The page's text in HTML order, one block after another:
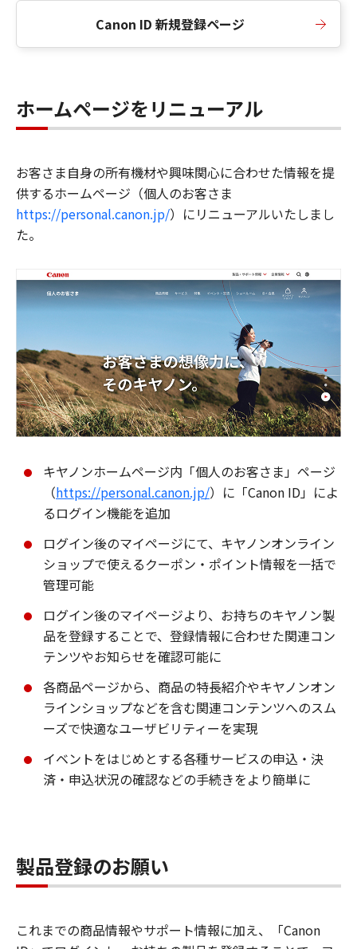
Canon ID 新規登録ページ
ホームページをリニューアル
お客さま自身の所有機材や興味関心に合わせた情報を提
供するホームページ（個人のお客さま
https://personal.canon.jp/）にリニューアルいたしまし
た。
キヤノンホームページ内「個人のお客さま」ページ
（https://personal.canon.jp/）に「Canon ID」によ
るログイン機能を追加
ログイン後のマイページにて、キヤノンオンライン
ショップで使えるクーポン・ポイント情報を一括で
管理可能
ログイン後のマイページより、お持ちのキヤノン製
品を登録することで、登録情報に合わせた関連コン
テンツやお知らせを確認可能に
各商品ページから、商品の特長紹介やキヤノンオン
ラインショップなどを含む関連コンテンツへのスム
ーズで快適なユーザビリティーを実現
イベントをはじめとする各種サービスの申込・決
済・申込状況の確認などの手続きをより簡単に
製品登録のお願い
これまでの商品情報やサポート情報に加え、「Canon